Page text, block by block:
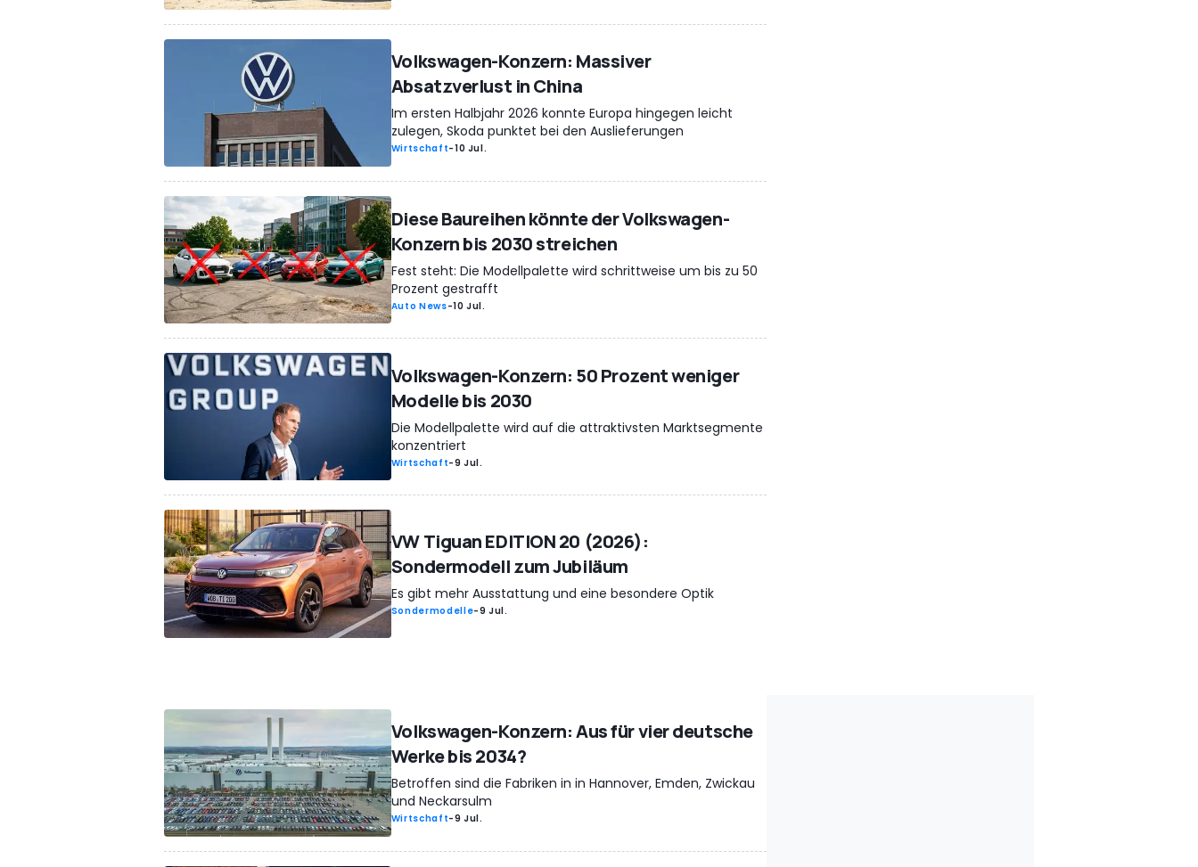
Volkswagen-Konzern: Massiver
Absatzverlust in China
Im ersten Halbjahr 2026 konnte Europa hingegen leicht
zulegen, Skoda punktet bei den Auslieferungen
Wirtschaft-10 Jul.
Diese Baureihen könnte der Volkswagen-
Konzern bis 2030 streichen
Fest steht: Die Modellpalette wird schrittweise um bis zu 50
Prozent gestrafft
Auto News-10 Jul.
Volkswagen-Konzern: 50 Prozent weniger
Modelle bis 2030
Die Modellpalette wird auf die attraktivsten Marktsegmente
konzentriert
Wirtschaft-9 Jul.
VW Tiguan EDITION 20 (2026):
Sondermodell zum Jubiläum
Es gibt mehr Ausstattung und eine besondere Optik
Sondermodelle-9 Jul.
Volkswagen-Konzern: Aus für vier deutsche
Werke bis 2034?
Betroffen sind die Fabriken in in Hannover, Emden, Zwickau
und Neckarsulm
Wirtschaft-9 Jul.